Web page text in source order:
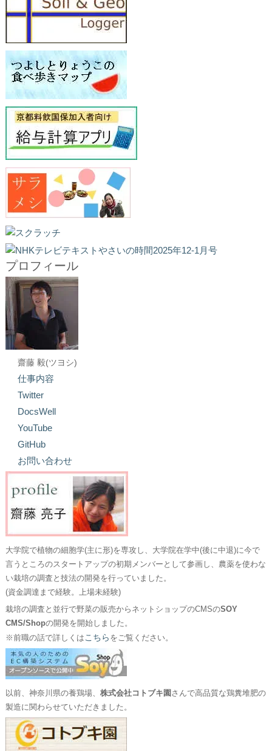
プロフィール
齋藤 毅(ツヨシ)
仕事内容
Twitter
DocsWell
YouTube
GitHub
お問い合わせ
大学院で植物の細胞学(主に形)を専攻し、大学院在学中(後に中退)に今で
言うところのスタートアップの初期メンバーとして参画し、農薬を使わな
い栽培の調査と技法の開発を行っていました。
(資金調達まで経験。上場未経験)
栽培の調査と並行で野菜の販売からネットショップのCMSのSOY
CMS/Shopの開発を開始しました。
※前職の話で詳しくは こちら をご覧ください。
以前、神奈川県の養鶏場、 株式会社コトブキ園 さんで高品質な鶏糞堆肥の
製造に関わらせていただきました。